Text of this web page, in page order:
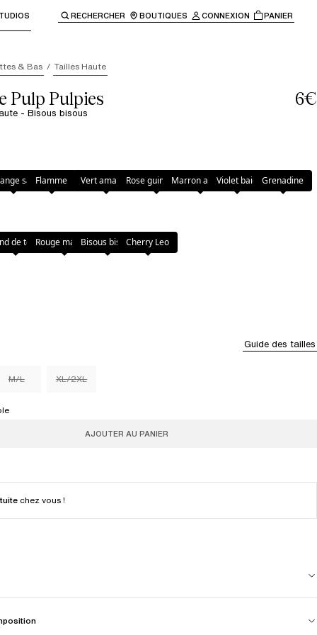
à la navigation principale.
RECHERCHER BOUTIQUES CONNEXION PANIER
& Bas Tailles Haute
Pulp Pulpies
- Bisous bisous
6€
sariFlamme Vert amandeRose guimauveMarron ambreViolet baie Grenadine
de teintRouge magmaBisous bisousCherry Leo
Guide des tailles
M/L XL/2XL
AJOUTER AU PANIER
chez vous !